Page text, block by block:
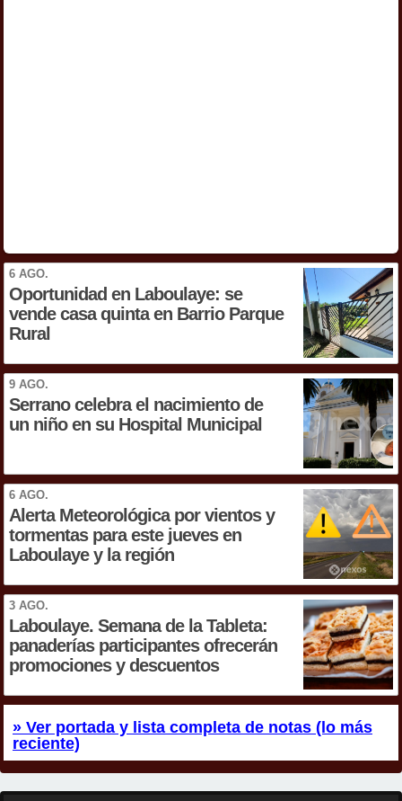
6 AGO.
Oportunidad en Laboulaye: se
vende casa quinta en Barrio Parque
Rural
9 AGO.
Serrano celebra el nacimiento de
un niño en su Hospital Municipal
6 AGO.
Alerta Meteorológica por vientos y
tormentas para este jueves en
Laboulaye y la región
3 AGO.
Laboulaye. Semana de la Tableta:
panaderías participantes ofrecerán
promociones y descuentos
» Ver portada y lista completa de notas (lo más
reciente)